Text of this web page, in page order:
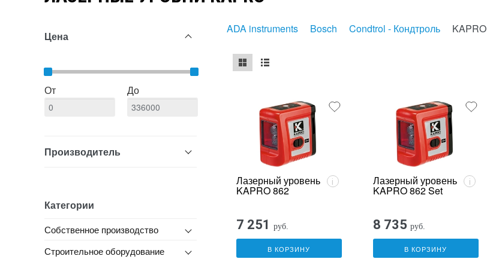
Цена
От До
Производитель
Категории
Собственное производство
Строительное оборудование
ADA instruments Bosch Condtrol - Кондтроль KAPRO
Лазерный уровень
KAPRO 862
i
7 251 руб.
В КОРЗИНУ
Лазерный уровень
KAPRO 862 Set
i
8 735 руб.
В КОРЗИНУ